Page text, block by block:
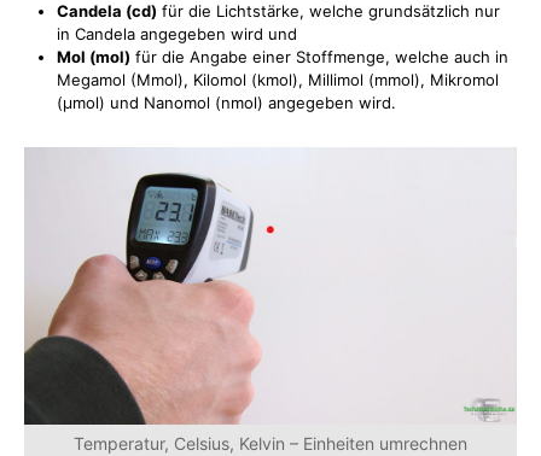
Candela (cd) für die Lichtstärke, welche grundsätzlich nur
in Candela angegeben wird und
Mol (mol) für die Angabe einer Stoffmenge, welche auch in
Megamol (Mmol), Kilomol (kmol), Millimol (mmol), Mikromol
(µmol) und Nanomol (nmol) angegeben wird.
Temperatur, Celsius, Kelvin – Einheiten umrechnen